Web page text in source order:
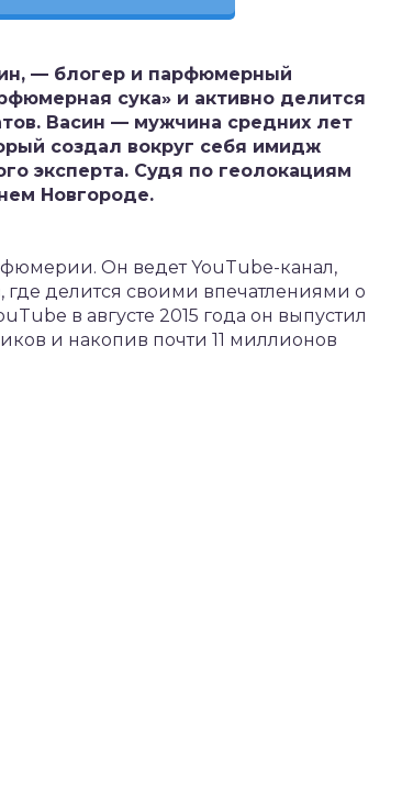
— блогер и парфюмерный
сука» и активно делится
Васин — мужчина средних лет
создал вокруг себя имидж
эксперта. Судя по геолокациям
Новгороде.
Он ведет YouTube-канал,
делится своими впечатлениями о
в августе 2015 года он выпустил
и накопив почти 11 миллионов